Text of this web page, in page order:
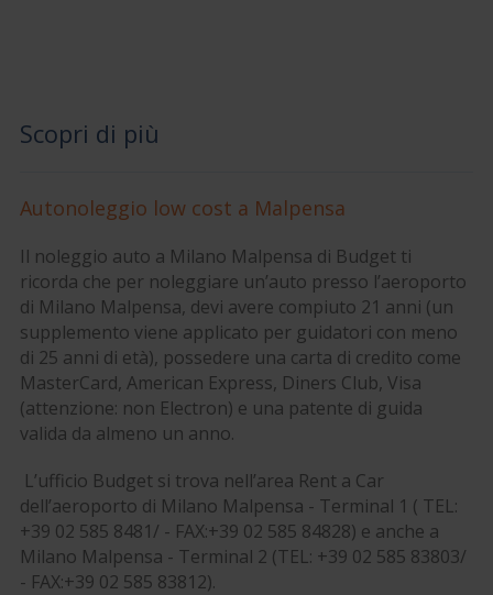
Scopri di più
Autonoleggio low cost a Malpensa
Il noleggio auto a Milano Malpensa di Budget ti
ricorda che per noleggiare un’auto presso l’aeroporto
di Milano Malpensa, devi avere compiuto 21 anni (un
supplemento viene applicato per guidatori con meno
di 25 anni di età), possedere una carta di credito come
MasterCard, American Express, Diners Club, Visa
(attenzione: non Electron) e una patente di guida
valida da almeno un anno.
L’ufficio Budget si trova nell’area Rent a Car
dell’aeroporto di Milano Malpensa - Terminal 1 ( TEL:
+39 02 585 8481/ - FAX:+39 02 585 84828) e anche a
Milano Malpensa - Terminal 2 (TEL: +39 02 585 83803/
- FAX:+39 02 585 83812).